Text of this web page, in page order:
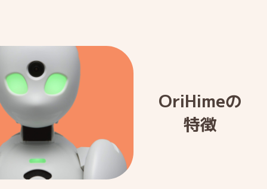
OriHimeの
特徴